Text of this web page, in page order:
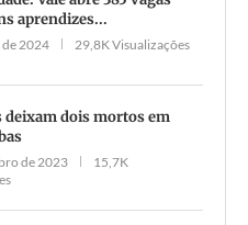
aprendizes...
2024 29,8K Visualizações
deixam dois mortos em
de 2023
15,7K